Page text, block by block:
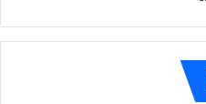
e